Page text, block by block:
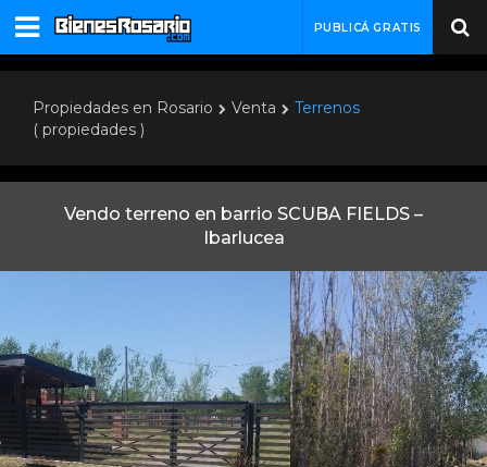
PUBLICÁ GRATIS
Propiedades en Rosario Venta
Terrenos
( propiedades )
Vendo terreno en barrio SCUBA FIELDS –
Ibarlucea